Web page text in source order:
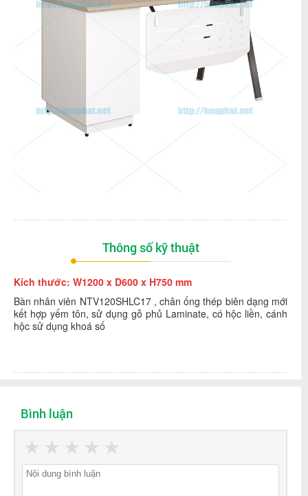
Thông số kỹ thuật
Kích thước: W1200 x D600 x H750 mm
Bàn nhân viên NTV120SHLC17 , chân ống thép biên dạng mới
kết hợp yếm tôn, sử dụng gỗ phủ Laminate, có hộc liền, cánh
hộc sử dụng khoá số
Bình luận
★
★
★
★
★